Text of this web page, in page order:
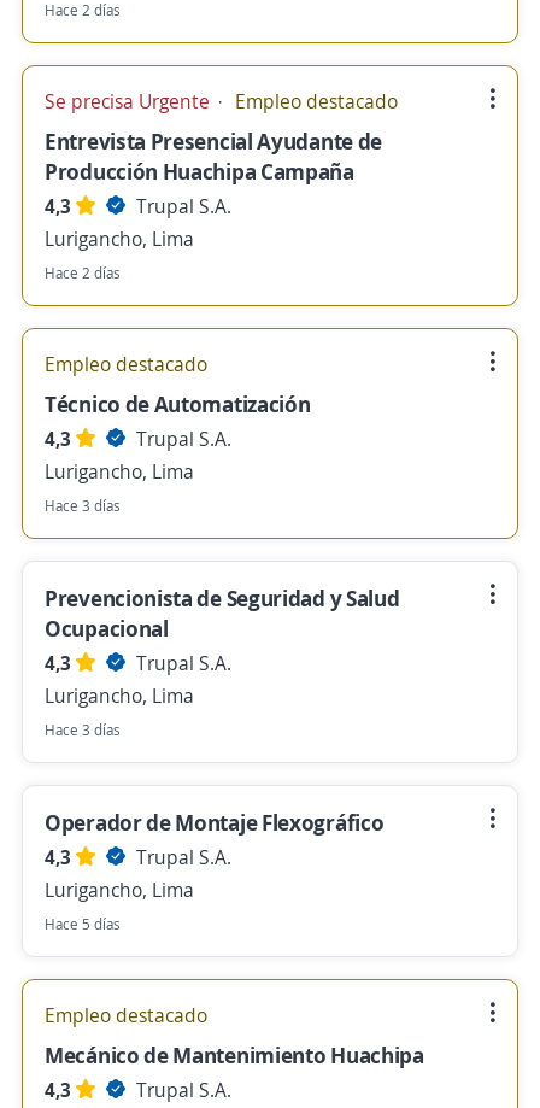
Hace 2 días
Se precisa Urgente Empleo destacado
Entrevista Presencial Ayudante de
Producción Huachipa Campaña
4,3
Trupal S.A.
Lurigancho, Lima
Hace 2 días
Empleo destacado
Técnico de Automatización
4,3
Trupal S.A.
Lurigancho, Lima
Hace 3 días
Prevencionista de Seguridad y Salud
Ocupacional
4,3
Trupal S.A.
Lurigancho, Lima
Hace 3 días
Operador de Montaje Flexográfico
4,3
Trupal S.A.
Lurigancho, Lima
Hace 5 días
Empleo destacado
Mecánico de Mantenimiento Huachipa
4,3
Trupal S.A.